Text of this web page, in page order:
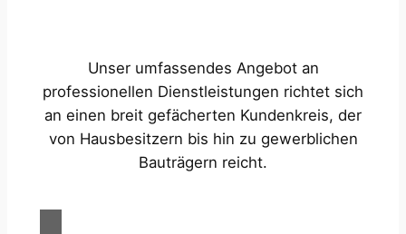
Unser umfassendes Angebot an
professionellen Dienstleistungen richtet sich
an einen breit gefächerten Kundenkreis, der
von Hausbesitzern bis hin zu gewerblichen
Bauträgern reicht.